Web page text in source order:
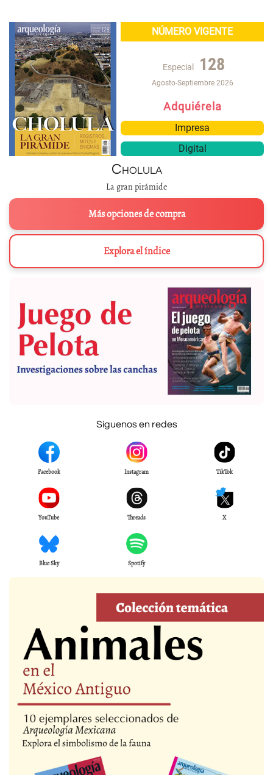
NÚMERO VIGENTE
Especial 128
Agosto-Septiembre 2026
Adquiérela
Impresa
Digital
Cholula
La gran pirámide
Más opciones de compra
Explora el índice
Síguenos en redes
Facebook Instagram TikTok
YouTube Threads X
Blue Sky Spotify